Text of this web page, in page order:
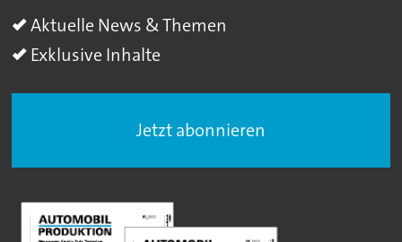
Aktuelle News & Themen
Exklusive Inhalte
Jetzt abonnieren